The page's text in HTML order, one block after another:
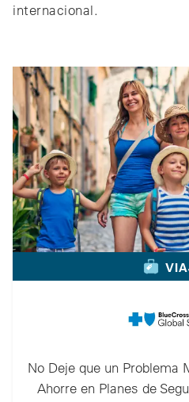
internacional.
No Deje que un Problema
Ahorre en Planes de